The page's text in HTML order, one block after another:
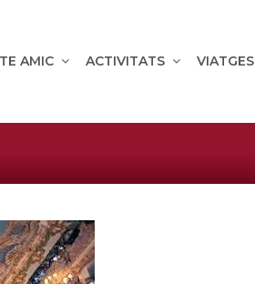
AMIC ACTIVITATS VIATGES